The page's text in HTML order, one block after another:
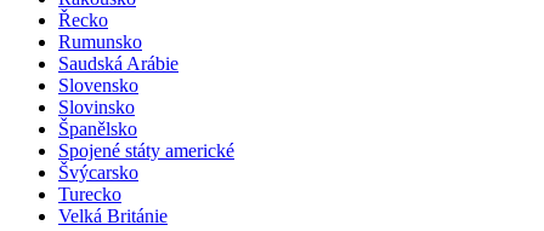
Rakousko
Řecko
Rumunsko
Saudská Arábie
Slovensko
Slovinsko
Španělsko
Spojené státy americké
Švýcarsko
Turecko